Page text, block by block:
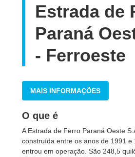
Estrada de
Paraná
- Ferroeste
MAIS INFORMAÇÕES
O que é
A Estrada de Ferro Paraná Oeste
construída entre os anos de 1991 e
entrou em operação. São 248,5